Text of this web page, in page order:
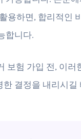
용하면, 합리적인
합니다.
보험 가입 전, 이러
한 결정을 내리시길